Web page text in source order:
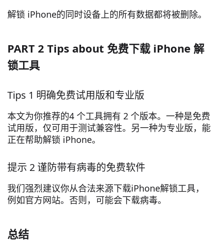
解锁 iPhone的同时设备上的所有数据都将被删除。
PART 2 Tips about 免费下载 iPhone 解
锁工具
Tips 1 明确免费试用版和专业版
本文为你推荐的4 个工具拥有 2 个版本。一种是免费
试用版，仅可用于测试兼容性。另一种为专业版，能
正在帮助解锁 iPhone。
提示 2 谨防带有病毒的免费软件
我们强烈建议你从合法来源下载iPhone解锁工具，
例如官方网站。否则，可能会下载病毒。
总结